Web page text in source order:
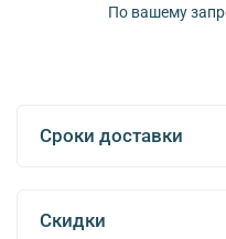
По вашему
Сроки доставки
Скидки